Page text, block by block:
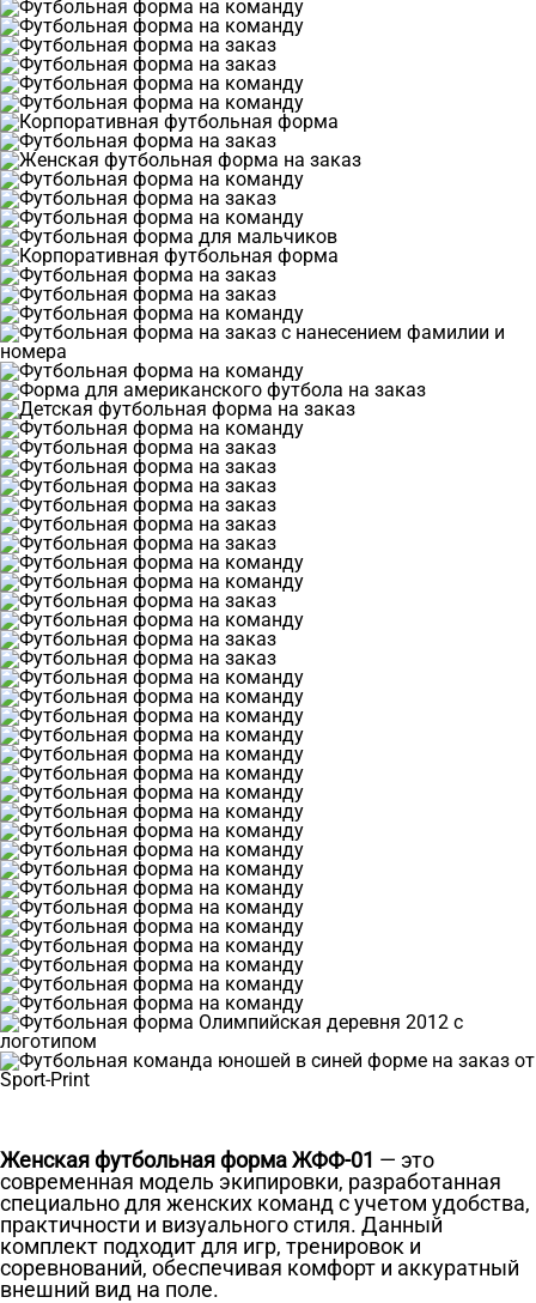
Женская футбольная форма ЖФФ-01 — это
современная модель экипировки, разработанная
специально для женских команд с учетом удобства,
практичности и визуального стиля. Данный
комплект подходит для игр, тренировок и
соревнований, обеспечивая комфорт и аккуратный
внешний вид на поле.